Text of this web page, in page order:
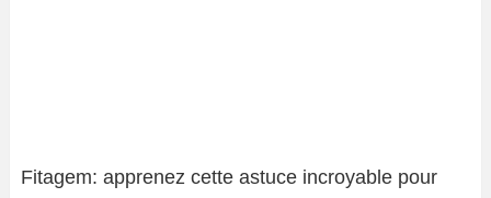
Fitagem: apprenez cette astuce incroyable pour